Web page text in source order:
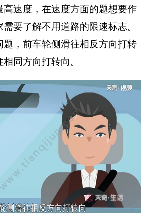
速度，在速度方面的题想要作
要了解不用道路的限速标志。
题，前车轮侧滑往相反方向打转
同方向打转向。